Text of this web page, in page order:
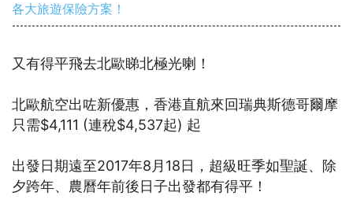
各大旅遊保險方案！
又有得平飛去北歐睇北極光喇！
北歐航空出咗新優惠，香港直航來回瑞典斯德哥爾摩
只需$4,111 (連稅$4,537起) 起
出發日期遠至2017年8月18日，超級旺季如聖誕、除
夕跨年、農曆年前後日子出發都有得平！